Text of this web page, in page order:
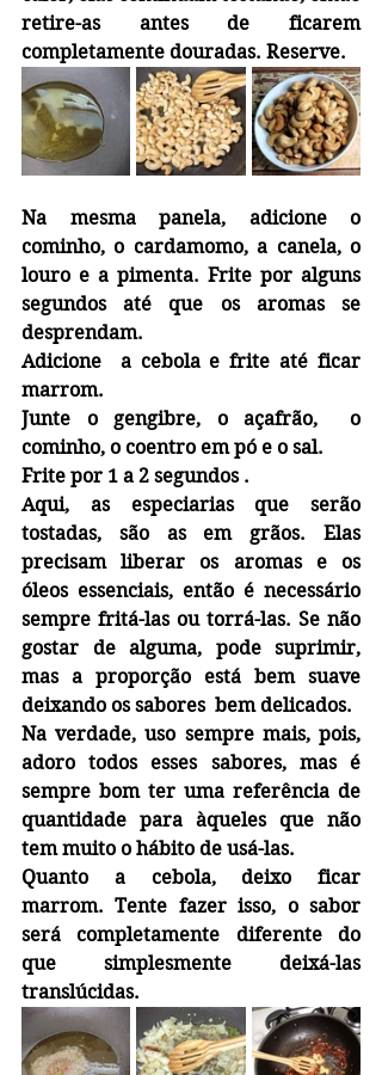
retire-as antes de ficarem
completamente douradas. Reserve.
Na mesma panela, adicione o
cominho, o cardamomo, a canela, o
louro e a pimenta. Frite por alguns
segundos até que os aromas se
desprendam.
Adicione  a cebola e frite até ficar
marrom.
Junte o gengibre, o açafrão,  o
cominho, o coentro em pó e o sal.
Frite por 1 a 2 segundos .
Aqui, as especiarias que serão
tostadas, são as em grãos. Elas
precisam liberar os aromas e os
óleos essenciais, então é necessário
sempre fritá-las ou torrá-las. Se não
gostar de alguma, pode suprimir,
mas a proporção está bem suave
deixando os sabores  bem delicados.
Na verdade, uso sempre mais, pois,
adoro todos esses sabores, mas é
sempre bom ter uma referência de
quantidade para àqueles que não
tem muito o hábito de usá-las.
Quanto a cebola, deixo ficar
marrom. Tente fazer isso, o sabor
será completamente diferente do
que simplesmente deixá-las
translúcidas.